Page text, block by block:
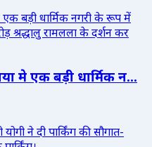
मे एक बड़ी धार्मिक न...